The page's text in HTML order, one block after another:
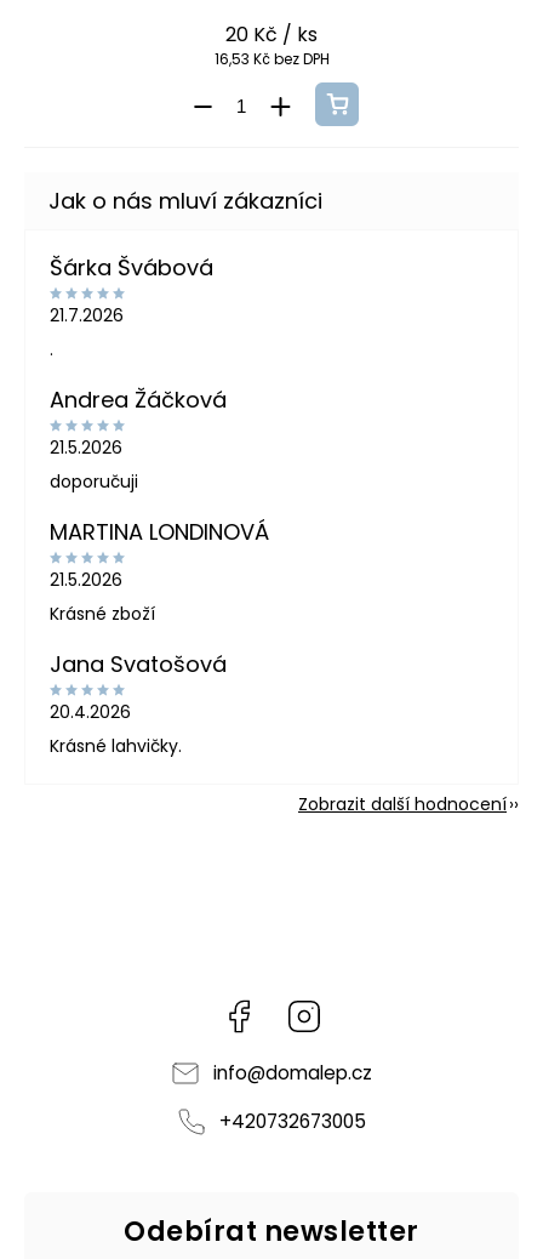
20 Kč / ks
16,53 Kč bez DPH
Šárka Švábová
21.7.2026
.
Andrea Žáčková
21.5.2026
doporučuji
MARTINA LONDINOVÁ
21.5.2026
Krásné zboží
Jana Svatošová
20.4.2026
Krásné lahvičky.
Zobrazit další hodnocení
Facebook
info@domalep.cz
+420732673005
Odebírat newsletter